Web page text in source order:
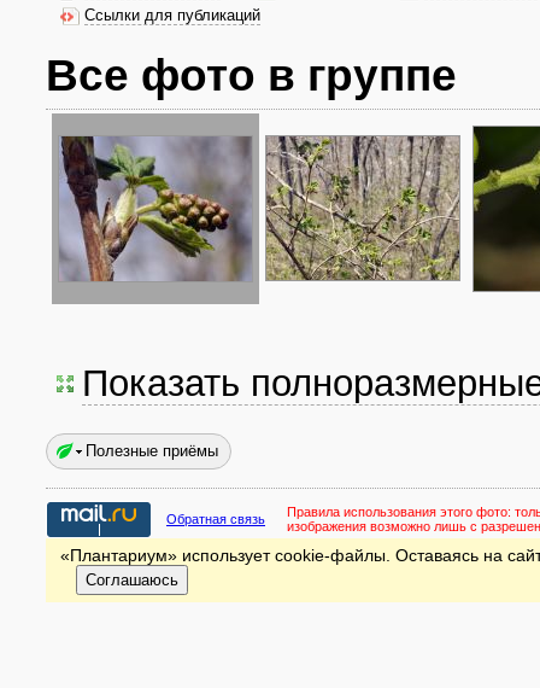
Ссылки для публикаций
Все фото в группе
Показать
Полезные приёмы
Обратная связь Правила использования этого фото:
изображения возможно лишь с
«Плантариум» использует cookie-файлы. Оставаясь на
Соглашаюсь